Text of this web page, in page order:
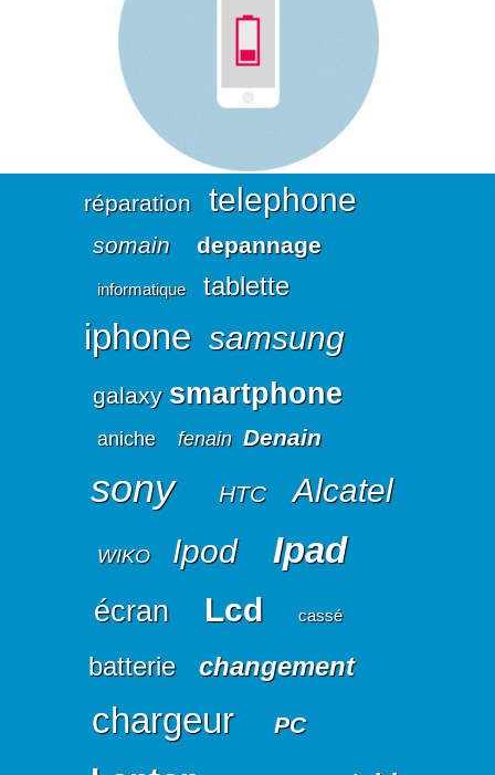
réparation telephone
somaindepannage
informatiquetablette
iphone samsung
galaxy smartphone
anichefenainDenain
sony HTCAlcatel
WIKO IpodIpad
écran Lcdcassé
batteriechangement
chargeurPC